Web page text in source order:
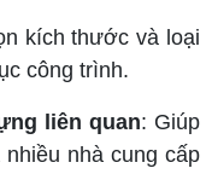
kích thước và loại
công trình.
liên quan: Giúp
nhà cung cấp